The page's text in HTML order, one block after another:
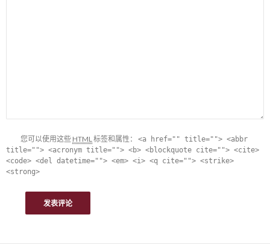
您可以使用这些 HTML标签和属性： <a href="" title=""> <abbr
title=""> <acronym title=""> <b> <blockquote cite=""> <cite>
<code> <del datetime=""> <em> <i> <q cite=""> <strike>
<strong>